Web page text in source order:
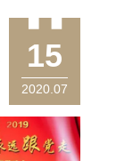
15
2020.07